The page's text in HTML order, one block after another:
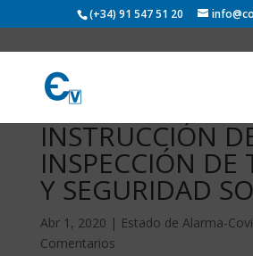
(+34) 91 547 51 20
INSTRUCCIÓN
INSPECCIÓN DE
Y SEGURIDAD
Abr 1, 2020 | Estado de Alarma-
Comentarios